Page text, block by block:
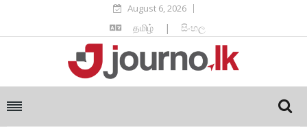
August 6, 2026
தமிழ் | සිංහල